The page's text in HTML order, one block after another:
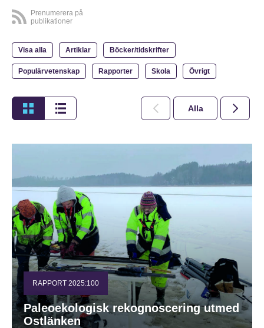
Prenumerera på
publikationer
Visa alla Artiklar Böcker/tidskrifter
Populärvetenskap Rapporter Skola Övrigt
Alla 2026
RAPPORT 2025:100
Paleoekologisk rekognoscering utmed
Ostlänken